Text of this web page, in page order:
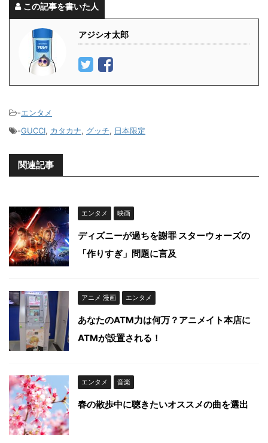
この記事を書いた人
アジシオ太郎
-エンタメ
-GUCCI, カタカナ, グッチ, 日本限定
関連記事
エンタメ 映画
ディズニーが過ちを謝罪 スターウォーズの
「作りすぎ」問題に言及
アニメ 漫画 エンタメ
あなたのATM力は何万？アニメイト本店に
ATMが設置される！
エンタメ 音楽
春の散歩中に聴きたいオススメの曲を選出